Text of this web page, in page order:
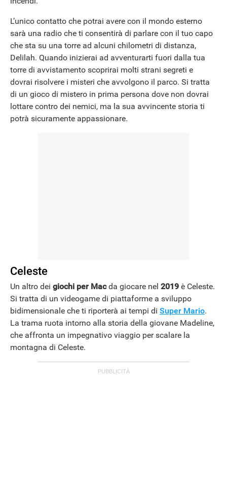
L’unico contatto che potrai avere con il mondo esterno
sarà una radio che ti consentirà di parlare con il tuo capo
che sta su una torre ad alcuni chilometri di distanza,
Delilah. Quando inizierai ad avventurarti fuori dalla tua
torre di avvistamento scoprirai molti strani segreti e
dovrai risolvere i misteri che avvolgono il parco. Si tratta
di un gioco di mistero in prima persona dove non dovrai
lottare contro dei nemici, ma la sua avvincente storia ti
potrà sicuramente appassionare.
Celeste
Un altro dei giochi per Macda giocare nel 2019 è Celeste.
Si tratta di un videogame di piattaforme a sviluppo
bidimensionale che ti riporterà ai tempi di Super Mario.
La trama ruota intorno alla storia della giovane Madeline,
che affronta un impegnativo viaggio per scalare la
montagna di Celeste.